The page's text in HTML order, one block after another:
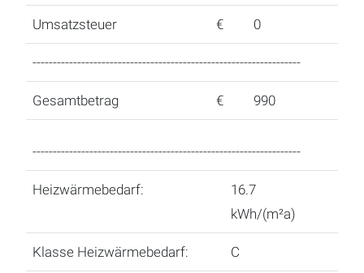
Umsatzsteuer € 0
------------------------------------------------------------------
Gesamtbetrag € 990
------------------------------------------------------------------
Heizwärmebedarf:
16.7
kWh/(m²a)
Klasse Heizwärmebedarf: C